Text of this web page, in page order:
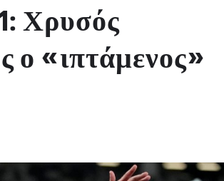
Χρυσός
ο «ιπτάμενος»